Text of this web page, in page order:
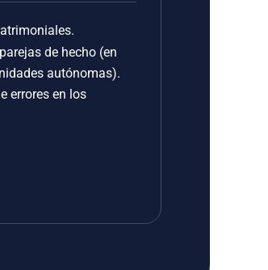
de hecho (en
autónomas).
errores en los